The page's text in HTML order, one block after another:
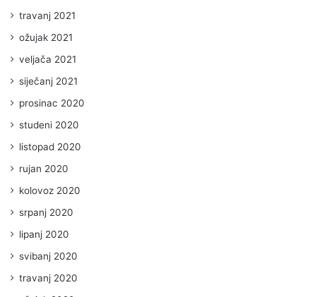
travanj 2021
ožujak 2021
veljača 2021
siječanj 2021
prosinac 2020
studeni 2020
listopad 2020
rujan 2020
kolovoz 2020
srpanj 2020
lipanj 2020
svibanj 2020
travanj 2020